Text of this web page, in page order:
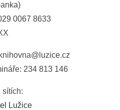
0067 8633
234 813 146
sítích:
Lužice